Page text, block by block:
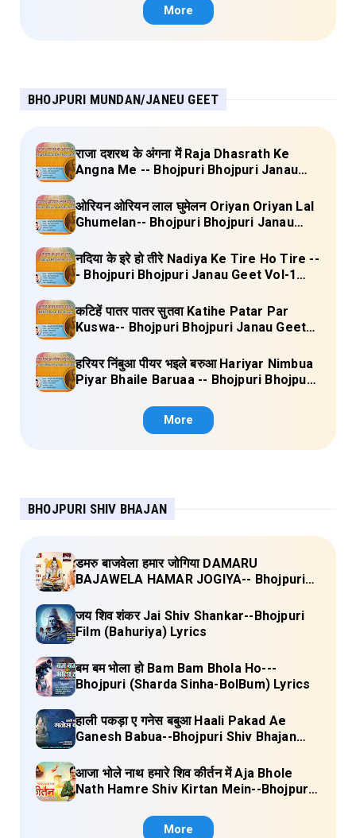
More
BHOJPURI MUNDAN/JANEU GEET
राजा दशरथ के अंगना में Raja Dhasrath Ke
Angna Me -- Bhojpuri Bhojpuri Janau
ओरियन ओरियन लाल घुमेलन Oriyan Oriyan Lal
Ghumelan-- Bhojpuri Bhojpuri Janau
नदिया के इरे हो तीरे Nadiya Ke Tire Ho Tire --
- Bhojpuri Bhojpuri Janau Geet Vol-1
कटिहें पातर पातर सुतवा Katihe Patar Par
Kuswa-- Bhojpuri Bhojpuri Janau Geet
हरियर निंबुआ पीयर भइले बरुआ Hariyar Nimbua
Piyar Bhaile Baruaa -- Bhojpuri Bhojpuri
More
BHOJPURI SHIV BHAJAN
डमरु बाजवेला हमार जोगिया DAMARU
BAJAWELA HAMAR JOGIYA-- Bhojpuri
जय शिव शंकर Jai Shiv Shankar--Bhojpuri
Film (Bahuriya) Lyrics
बम बम भोला हो Bam Bam Bhola Ho---
Bhojpuri (Sharda Sinha-BolBum) Lyrics
हाली पकड़ा ए गनेस बबुआ Haali Pakad Ae
Ganesh Babua--Bhojpuri Shiv Bhajan
आजा भोले नाथ हमारे शिव कीर्तन में Aja Bhole
Nath Hamre Shiv Kirtan Mein--Bhojpuri
More